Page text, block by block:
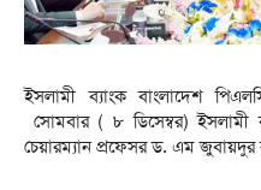
ইসলামী ব্যাংক বাংলাদেশ
সোমবার ( ৮ ডিসেম্বর) ইসলামী
চেয়ারম্যান প্রফেসর ড. এম